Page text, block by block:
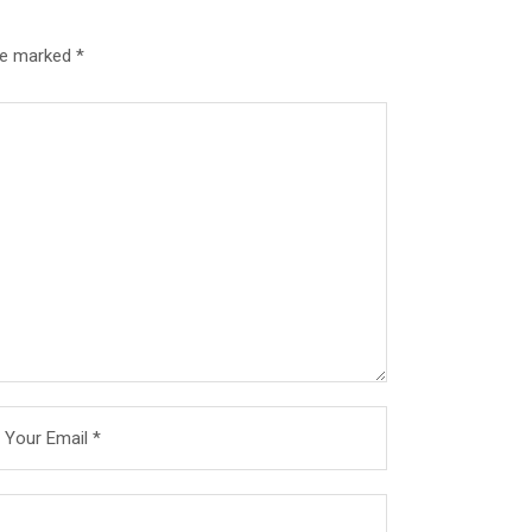
marked *